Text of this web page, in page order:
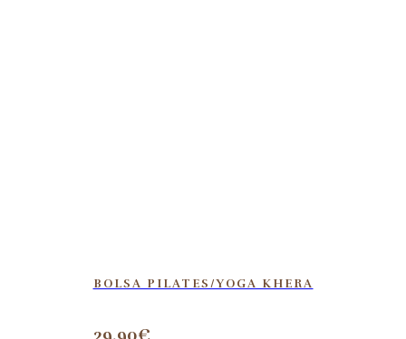
BOLSA PILATES/YOGA KHERA